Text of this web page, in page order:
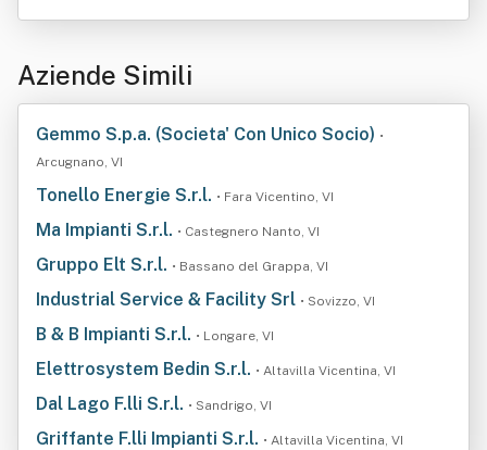
Aziende Simili
Gemmo S.p.a. (Societa' Con Unico Socio) •
Arcugnano, VI
Tonello Energie S.r.l. • Fara Vicentino, VI
Ma Impianti S.r.l. • Castegnero Nanto, VI
Gruppo Elt S.r.l. • Bassano del Grappa, VI
Industrial Service & Facility Srl • Sovizzo, VI
B & B Impianti S.r.l. • Longare, VI
Elettrosystem Bedin S.r.l. • Altavilla Vicentina, VI
Dal Lago F.lli S.r.l. • Sandrigo, VI
Griffante F.lli Impianti S.r.l. • Altavilla Vicentina, VI